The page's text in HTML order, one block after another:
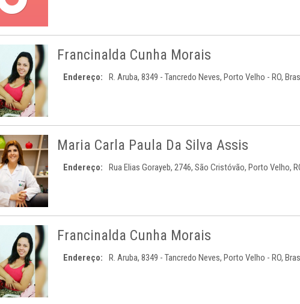
Francinalda Cunha Morais
Endereço: R. Aruba, 8349 - Tancredo Neves, Porto Velho - RO,
Maria Carla Paula Da Silva Assis
Endereço: Rua Elias Gorayeb, 2746, São Cristóvão, Porto Velho,
Francinalda Cunha Morais
Endereço: R. Aruba, 8349 - Tancredo Neves, Porto Velho - RO,